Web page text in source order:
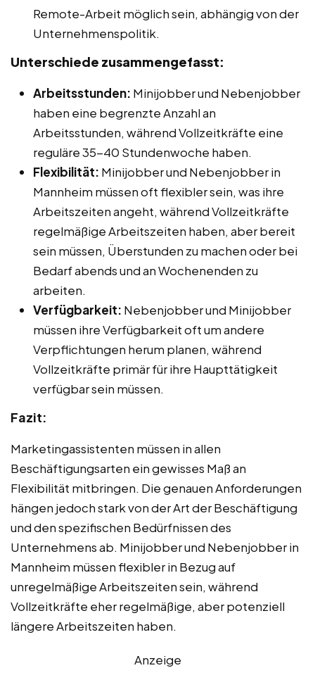
Remote-Arbeit möglich sein, abhängig von der
Unternehmenspolitik.
Unterschiede zusammengefasst:
Arbeitsstunden: Minijobber und Nebenjobber
haben eine begrenzte Anzahl an
Arbeitsstunden, während Vollzeitkräfte eine
reguläre 35-40 Stundenwoche haben.
Flexibilität: Minijobber und Nebenjobber in
Mannheim müssen oft flexibler sein, was ihre
Arbeitszeiten angeht, während Vollzeitkräfte
regelmäßige Arbeitszeiten haben, aber bereit
sein müssen, Überstunden zu machen oder bei
Bedarf abends und an Wochenenden zu
arbeiten.
Verfügbarkeit: Nebenjobber und Minijobber
müssen ihre Verfügbarkeit oft um andere
Verpflichtungen herum planen, während
Vollzeitkräfte primär für ihre Haupttätigkeit
verfügbar sein müssen.
Fazit:
Marketingassistenten müssen in allen
Beschäftigungsarten ein gewisses Maß an
Flexibilität mitbringen. Die genauen Anforderungen
hängen jedoch stark von der Art der Beschäftigung
und den spezifischen Bedürfnissen des
Unternehmens ab. Minijobber und Nebenjobber in
Mannheim müssen flexibler in Bezug auf
unregelmäßige Arbeitszeiten sein, während
Vollzeitkräfte eher regelmäßige, aber potenziell
längere Arbeitszeiten haben.
Anzeige